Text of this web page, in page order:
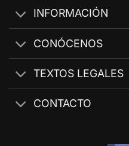
INFORMACIÓN
CONÓCENOS
TEXTOS LEGALES
CONTACTO